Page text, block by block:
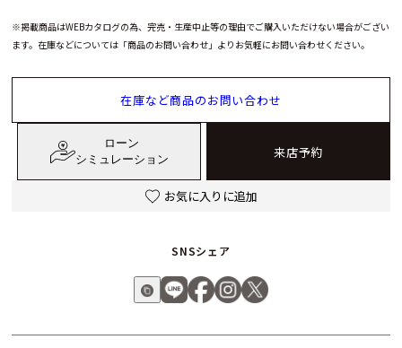
※掲載商品はWEBカタログの為、完売・生産中止等の理由でご購入いただけない場合がござい
ます。在庫などについては「商品のお問い合わせ」よりお気軽にお問い合わせください。
在庫など商品のお問い合わせ
ローン
シミュレーション
来店予約
お気に入りに追加
SNSシェア